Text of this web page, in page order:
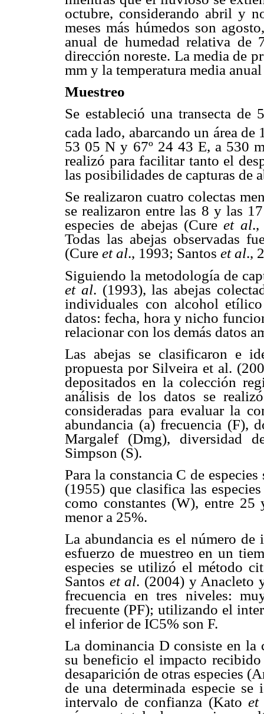
octubre, considerando abril y
meses más húmedos son
anual de humedad relativa de
dirección noreste. La media de
mm y la temperatura media
Muestreo
Se estableció una transecta
cada lado, abarcando un área de
53 05 N y 67º 24 43 E, a
realizó para facilitar tanto el
las posibilidades de capturas de
Se realizaron cuatro colectas
se realizaron entre las 8 y las
especies de abejas (Cureet al.,
Todas las abejas observadas
(Cure et al., 1993; Santos et al.,
Siguiendo la metodología de
et al. (1993), las abejas
individuales con alcohol
datos: fecha, hora y nicho
relacionar con los demás datos
Las abejas se clasificaron e
propuesta por Silveira et al.
depositados en la colección
análisis de los datos se
consideradas para evaluar la
abundancia (a) frecuencia (F),
Margalef (Dmg), diversidad
Simpson (S).
Para la constancia C de
(1955) que clasifica las
como constantes (W), entre
menor a 25%.
La abundancia es el número de
esfuerzo de muestreo en un
especies se utilizó el método
Santos et al. (2004) y Anacleto
frecuencia en tres niveles:
frecuente (PF); utilizando el
el inferior de IC5% son F.
La dominancia D consiste en la
su beneficio el impacto
desaparición de otras especies
de una determinada especie
intervalo de confianza (Kato et